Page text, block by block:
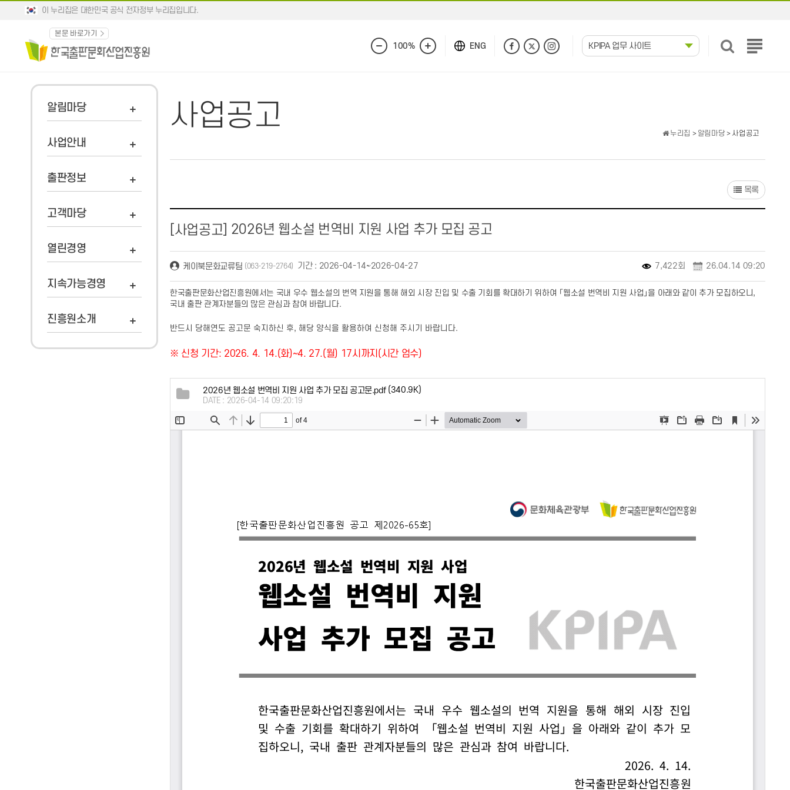
이 누리집은 대한민국 공식 전자정부 누리집입니다.
본문 바로가기
화
100%
화
ENG KPIPA 업무 사이트
전
알림마당
사업안내
출판정보
고객마당
열린경영
지속가능경영
진흥원소개
사업공고
누리집 > 알림마당 > 사업공고
목록
[사업공고] 2026년 웹소설 번역비 지원 사업 추가 모집 공고
케이북문화교류팀 (063-219-2764) 기간 : 2026-04-14~2026-04-27 7,422회 26.04.14 09:20
한국출판문화산업진흥원에서는 국내 우수 웹소설의 번역 지원을 통해 해외 시장 진입 및 수출 기회를 확대하기 위하여 「 웹소설 번역비 지원 사업 」 을 아래와 같이 추가 모집하오니 ,
국내 출판 관계자분들의 많은 관심과 참여 바랍니다.
반드시 당해연도 공고문 숙지하신 후, 해당 양식을 활용하여 신청해 주시기 바랍니다.
※ 신청 기간: 2026. 4. 14.(화)~4. 27.(월) 17시까지(시간 엄수)
2026년 웹소설 번역비 지원 사업 추가 모집 공고문.pdf(340.9K)
DATE : 2026-04-14 09:20:19